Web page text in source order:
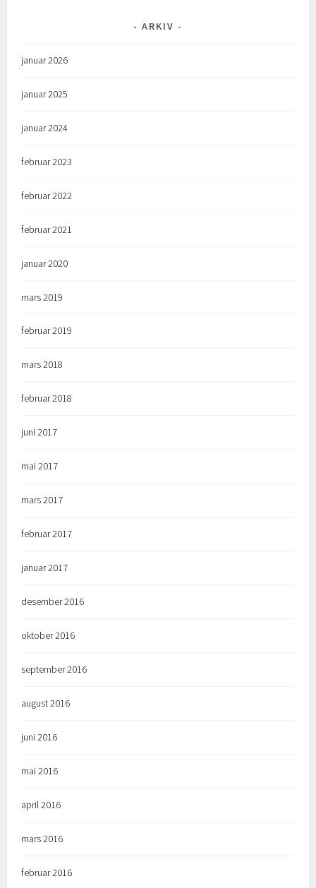
ARKIV
januar 2026
januar 2025
januar 2024
februar 2023
februar 2022
februar 2021
januar 2020
mars 2019
februar 2019
mars 2018
februar 2018
juni 2017
mai 2017
mars 2017
februar 2017
januar 2017
desember 2016
oktober 2016
september 2016
august 2016
juni 2016
mai 2016
april 2016
mars 2016
februar 2016